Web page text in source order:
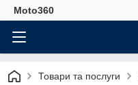
Moto360
Товари та послуги